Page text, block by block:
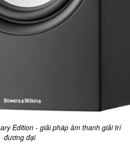
Edition - giải pháp âm thanh giải trí
đương đại